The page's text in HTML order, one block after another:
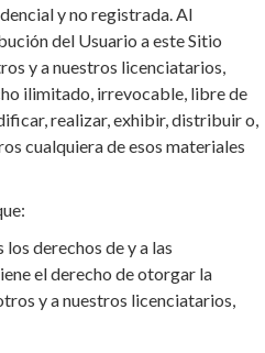
y no registrada. Al
del Usuario a este Sitio
y a nuestros licenciatarios,
ilimitado, irrevocable, libre de
realizar, exhibir, distribuir o,
cualquiera de esos materiales
derechos de y a las
el derecho de otorgar la
y a nuestros licenciatarios,